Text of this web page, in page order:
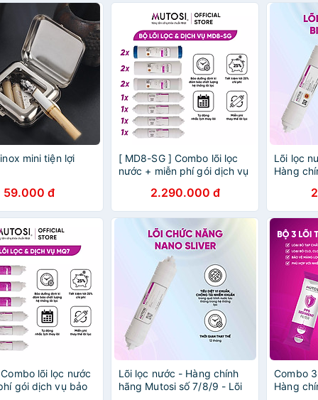
mini tiện lợi
59.000 đ
[ MD8-SG ] Combo lõi lọc
nước + miễn phí gói dịch vụ
nhà định kỳ 2 lần/năm -
Hàng chính hãng Mutosi
2.290.000 đ
Lõi lọc
Hàng
BIO
khoáng,
lõi lọc nước
gói dịch vụ bảo
Lõi lọc nước - Hàng chính
hãng Mutosi số 7/8/9 - Lõi
Combo
Hàng